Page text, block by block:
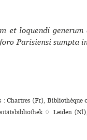
et loquendi generum
Parisiensi sumpta
: Chartres (Fr),
♢ Leiden